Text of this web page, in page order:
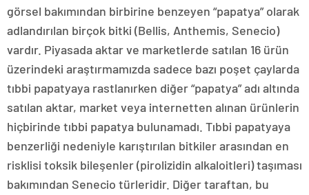
görsel bakımından birbirine benzeyen “papatya” olarak
adlandırılan birçok bitki (Bellis, Anthemis, Senecio)
vardır. Piyasada aktar ve marketlerde satılan 16 ürün
üzerindeki araştırmamızda sadece bazı poşet çaylarda
tıbbi papatyaya rastlanırken diğer “papatya” adı altında
satılan aktar, market veya internetten alınan ürünlerin
hiçbirinde tıbbi papatya bulunamadı. Tıbbi papatyaya
benzerliği nedeniyle karıştırılan bitkiler arasından en
risklisi toksik bileşenler (pirolizidin alkaloitleri) taşıması
bakımından Senecio türleridir. Diğer taraftan, bu